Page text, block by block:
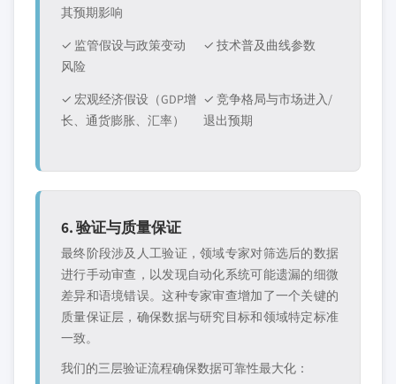
其预期影响
✓ 监管假设与政策变动
风险
✓ 技术普及曲线参数
✓ 宏观经济假设（GDP增
长、通货膨胀、汇率）
✓ 竞争格局与市场进入/
退出预期
6. 验证与质量保证
最终阶段涉及人工验证，领域专家对筛选后的数据
进行手动审查，以发现自动化系统可能遗漏的细微
差异和语境错误。这种专家审查增加了一个关键的
质量保证层，确保数据与研究目标和领域特定标准
一致。
我们的三层验证流程确保数据可靠性最大化：